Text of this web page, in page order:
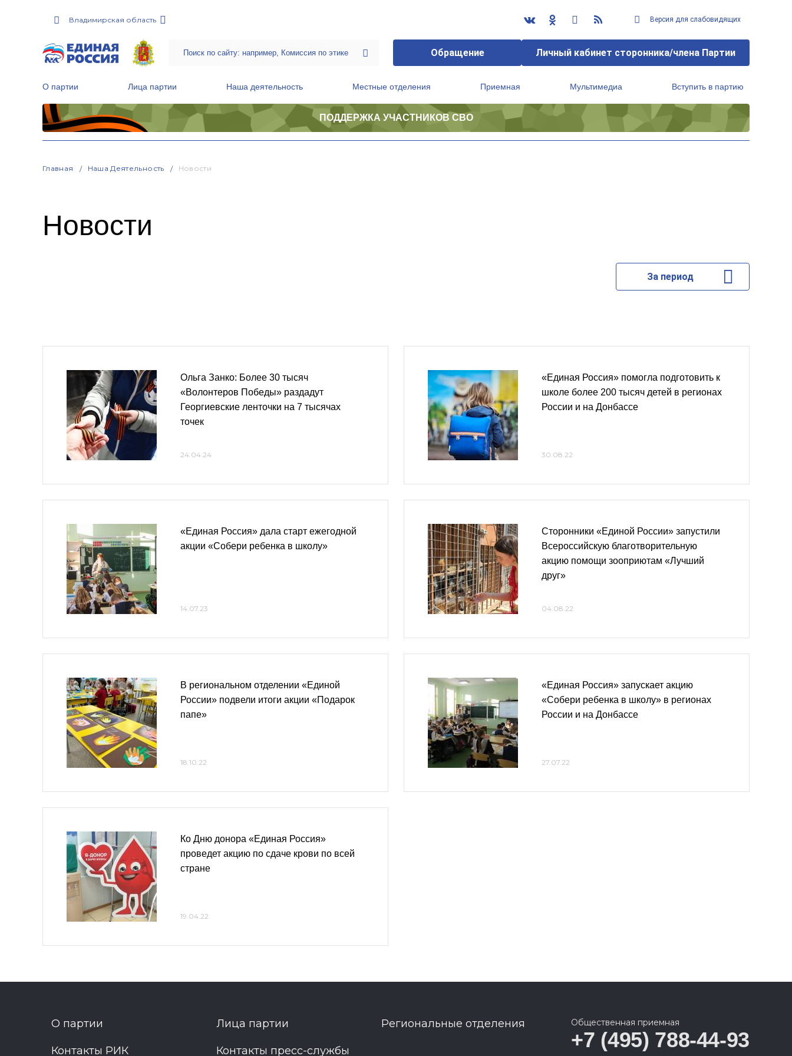
Владимирская область Версия для слабовидящих
Обращение Личный кабинет сторонника/члена Партии
О партии Лица партии Наша деятельность Местные отделения Приемная Мультимедиа Вступить в партию
ПОДДЕРЖКА УЧАСТНИКОВ СВО
Главная Наша Деятельность Новости
Новости
За период
Ольга Занко: Более 30 тысяч
«Волонтеров Победы» раздадут
Георгиевские ленточки на 7 тысячах
точек
24.04.24
«Единая Россия» дала старт ежегодной
акции «Собери ребенка в школу»
14.07.23
В региональном отделении «Единой
России» подвели итоги акции «Подарок
папе»
18.10.22
«Единая Россия» помогла подготовить к
школе более 200 тысяч детей в регионах
России и на Донбассе
30.08.22
Сторонники «Единой России» запустили
Всероссийскую благотворительную
акцию помощи зооприютам «Лучший
друг»
04.08.22
«Единая Россия» запускает акцию
«Собери ребенка в школу» в регионах
России и на Донбассе
27.07.22
Ко Дню донора «Единая Россия»
проведет акцию по сдаче крови по всей
стране
19.04.22
О партии Лица партии Региональные отделения
Контакты РИК Контакты пресс-службы
Общественная приемная
+7 (495) 788-44-93